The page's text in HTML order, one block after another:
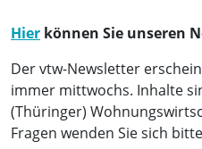
Hier können Sie unseren
Der vtw-Newsletter
immer mittwochs. Inhalte
(Thüringer)
Fragen wenden Sie sich